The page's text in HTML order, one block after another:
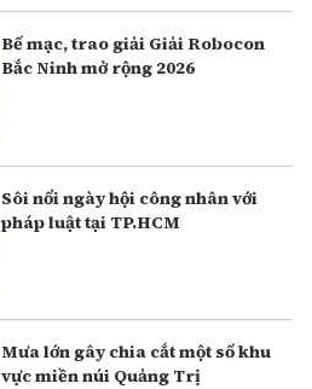
Bế mạc, trao giải Giải Robocon
Bắc Ninh mở rộng 2026
Sôi nổi ngày hội công nhân với
pháp luật tại TP.HCM
Mưa lớn gây chia cắt một số khu
vực miền núi Quảng Trị